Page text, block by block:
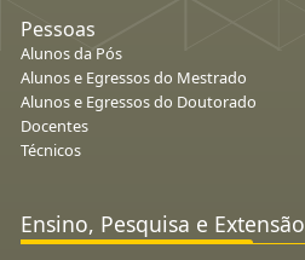
Pessoas
Alunos da Pós
Alunos e Egressos do Mestrado
Alunos e Egressos do Doutorado
Docentes
Técnicos
Ensino, Pesquisa e Extensão